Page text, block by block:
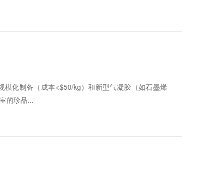
化制备（成本<$50/kg）和新型气凝胶（如石墨烯
的珍品...